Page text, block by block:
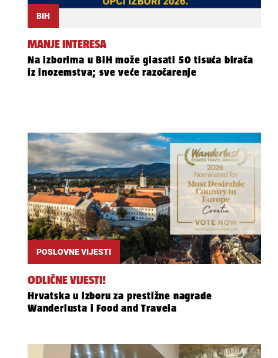
BIH
MANJE INTERESA
Na izborima u BiH može glasati 50 tisuća birača
iz inozemstva; sve veće razočarenje
POSLOVNE VIJESTI
ODLIČNE VIJESTI!
Hrvatska u izboru za prestižne nagrade
Wanderlusta i Food and Travela